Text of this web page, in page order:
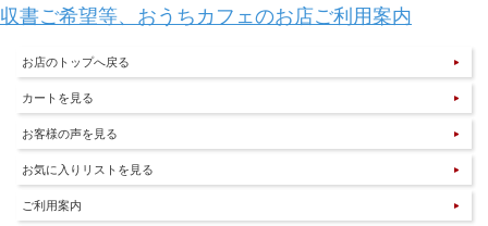
収書ご希望等、おうちカフェのお店ご利用案内
お店のトップへ戻る
カートを見る
お客様の声を見る
お気に入りリストを見る
ご利用案内